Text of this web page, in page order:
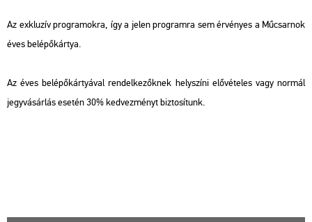
Az exk­lu­zív prog­ra­mok­ra, így a jelen prog­ram­ra sem ér­vé­nyes a Mű­csar­nok
éves be­lé­pő­kár­tya.
Az éves be­lé­pő­kár­tyá­val ren­del­ke­zők­nek hely­szí­ni elő­vé­te­les vagy nor­mál
jegy­vá­sár­lás ese­tén 30% ked­vez­ményt biz­to­sí­tunk.